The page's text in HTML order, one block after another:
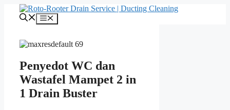
Langsung
Menu
Penyedot WC dan
Wastafel Mampet 2 in
1 Drain Buster